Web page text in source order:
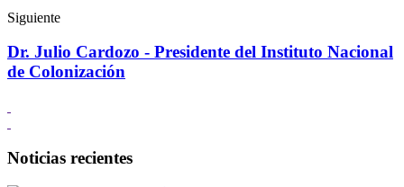
Siguiente
Dr. Julio Cardozo - Presidente del Instituto Nacional
de Colonización
Noticias recientes